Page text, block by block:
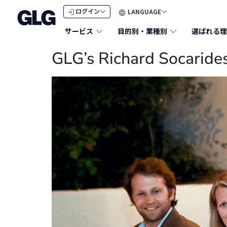
ログイン LANGUAGE
サービス 目的別・業種別 選ばれる
GLG’s Richard